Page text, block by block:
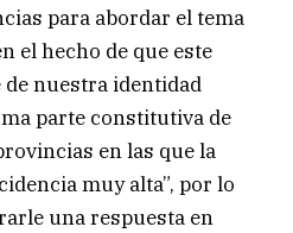
para abordar el tema
el hecho de que este
nuestra identidad
parte constitutiva de
en las que la
muy alta”, por lo
una respuesta en